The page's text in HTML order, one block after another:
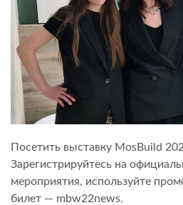
Посетить выставку MosBuild
Зарегистрируйтесь на
мероприятия, используйте
билет — mbw22news.